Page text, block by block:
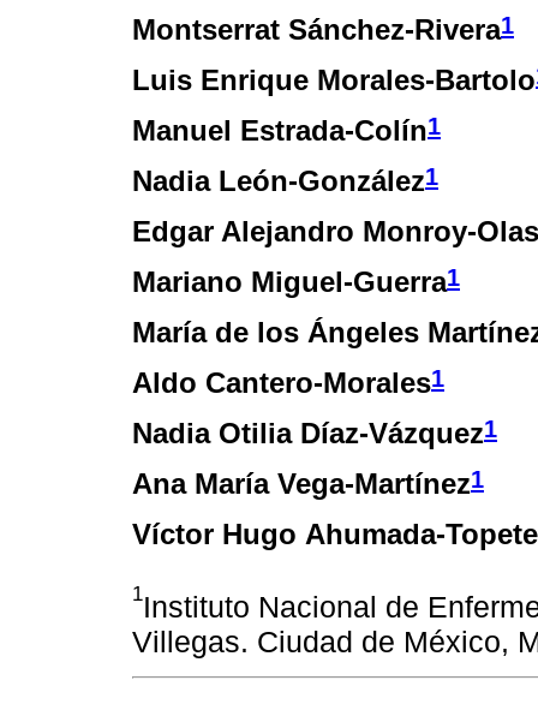
Montserrat Sánchez-Rivera1
Luis Enrique Morales-Bartolo
Manuel Estrada-Colín1
Nadia León-González1
Edgar Alejandro Monroy-
Mariano Miguel-Guerra1
María de los Ángeles
Aldo Cantero-Morales1
Nadia Otilia Díaz-Vázquez1
Ana María Vega-Martínez1
Víctor Hugo Ahumada-Topete
1Instituto Nacional de
Villegas. Ciudad de México,